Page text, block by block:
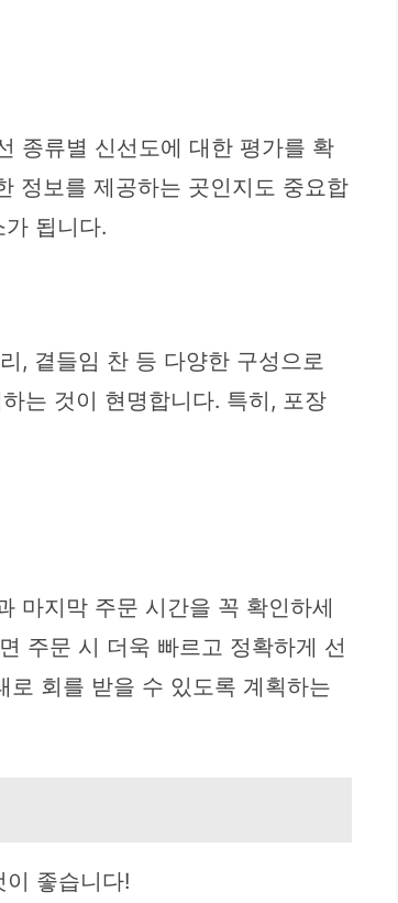
종류별 신선도에 대한 평가를 확
정보를 제공하는 곳인지도 중요합
됩니다.
, 곁들임 찬 등 다양한 구성으로
는 것이 현명합니다. 특히, 포장
마지막 주문 시간을 꼭 확인하세
주문 시 더욱 빠르고 정확하게 선
로 회를 받을 수 있도록 계획하는
좋습니다!